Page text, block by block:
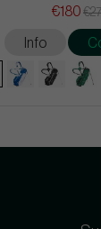
€180
Info